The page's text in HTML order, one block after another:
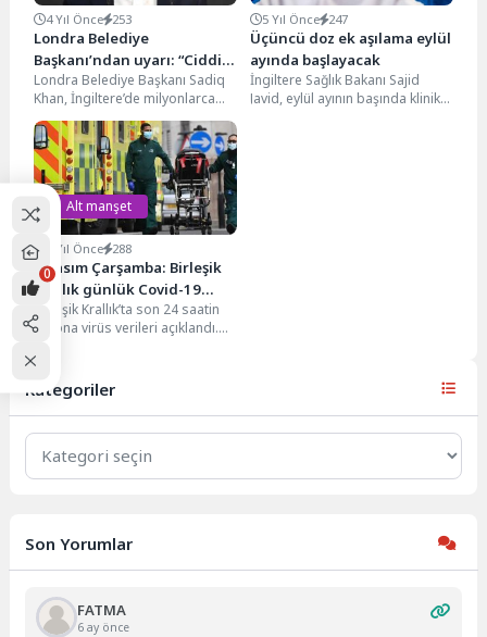
4 Yıl Önce 253
Londra Belediye
Başkanı’ndan uyarı: “Ciddi
sorun yaşayabiliriz”
Londra Belediye Başkanı Sadiq
Khan, İngiltere’de milyonlarca
kişinin ciddi ısınma sorunu ve
gıda krizi yaşayabileceğini...
5 Yıl Önce 247
Üçüncü doz ek aşılama eylül
ayında başlayacak
İngiltere Sağlık Bakanı Sajid
Javid, eylül ayının başında klinik
Alt manşet
5 Yıl Önce 288
3 Kasım Çarşamba: Birleşik
Krallık günlük Covid-19
raporu
Birleşik Krallık’ta son 24 saatin
korona virüs verileri açıklandı.
Çarşamba...
Kategoriler
Kategoriler
Son Yorumlar
FATMA
6 ay önce
0